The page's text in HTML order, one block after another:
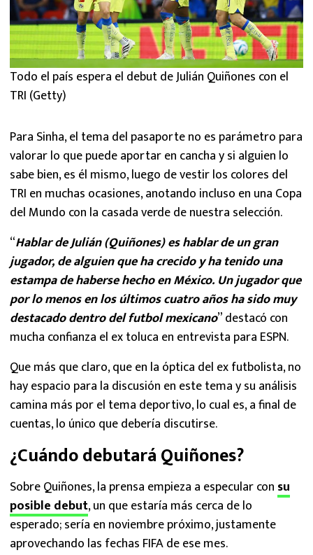
Todo el país espera el debut de Julián Quiñones con el
TRI (Getty)
Para Sinha, el tema del pasaporte no es parámetro para
valorar lo que puede aportar en cancha y si alguien lo
sabe bien, es él mismo, luego de vestir los colores del
TRI en muchas ocasiones, anotando incluso en una Copa
del Mundo con la casada verde de nuestra selección.
“Hablar de Julián (Quiñones) es hablar de un gran
jugador, de alguien que ha crecido y ha tenido una
estampa de haberse hecho en México. Un jugador que
por lo menos en los últimos cuatro años ha sido muy
destacado dentro del futbol mexicano” destacó con
mucha confianza el ex toluca en entrevista para ESPN.
Que más que claro, que en la óptica del ex futbolista, no
hay espacio para la discusión en este tema y su análisis
camina más por el tema deportivo, lo cual es, a final de
cuentas, lo único que debería discutirse.
¿Cuándo debutará Quiñones?
Sobre Quiñones, la prensa empieza a especular con su
posible debut, un que estaría más cerca de lo
esperado; sería en noviembre próximo, justamente
aprovechando las fechas FIFA de ese mes.